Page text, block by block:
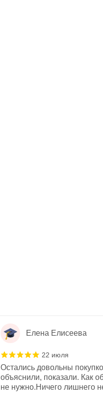
Елена Елисеева
22 июля
Остались довольны
объяснили, показали. Как
не нужно.Ничего лишнего